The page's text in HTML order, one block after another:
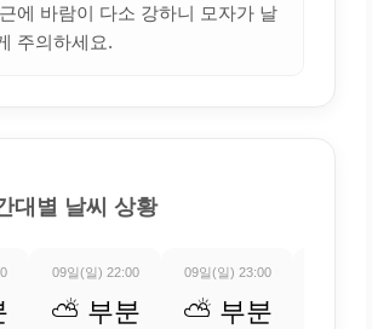
에 바람이 다소 강하니 모자가 날
주의하세요.
대별 날씨 상황
09일(일) 22:00
⛅ 부분
09일(일) 23:00
⛅ 부분